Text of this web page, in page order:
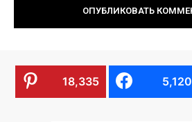
18,335 5,120